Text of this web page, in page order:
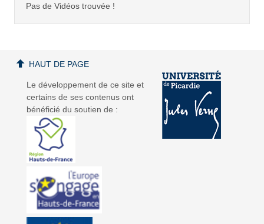
Pas de Vidéos trouvée !
Le développement de ce site et
certains de ses contenus ont
bénéficié du soutien de :
HAUT DE PAGE